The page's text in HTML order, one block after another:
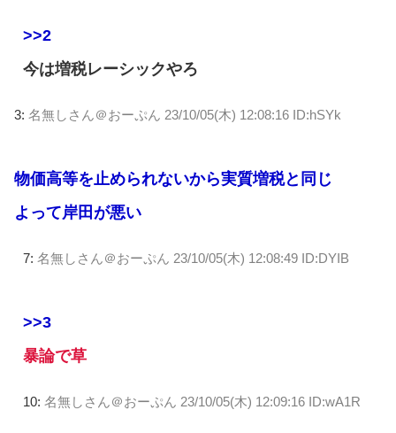
>>2
今は増税レーシックやろ
3: 名無しさん＠おーぷん 23/10/05(木) 12:08:16 ID:hSYk
物価高等を止められないから実質増税と同じ
よって岸田が悪い
7: 名無しさん＠おーぷん 23/10/05(木) 12:08:49 ID:DYIB
>>3
暴論で草
10: 名無しさん＠おーぷん 23/10/05(木) 12:09:16 ID:wA1R